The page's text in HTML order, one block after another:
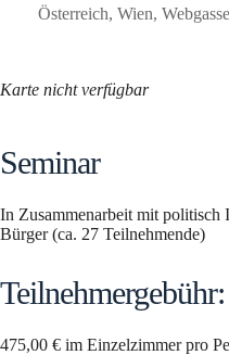
Österreich, Wien,
Karte nicht verfügbar
Seminar
In Zusammenarbeit mit politisch
Bürger (ca. 27 Teilnehmende)
Teilnehmergebühr:
475,00 € im Einzelzimmer pro